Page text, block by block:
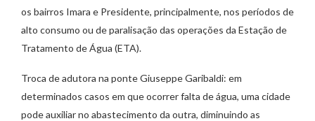
os bairros Imara e Presidente, principalmente, nos períodos de
alto consumo ou de paralisação das operações da Estação de
Tratamento de Água (ETA).
Troca de adutora na ponte Giuseppe Garibaldi: em
determinados casos em que ocorrer falta de água, uma cidade
pode auxiliar no abastecimento da outra, diminuindo as